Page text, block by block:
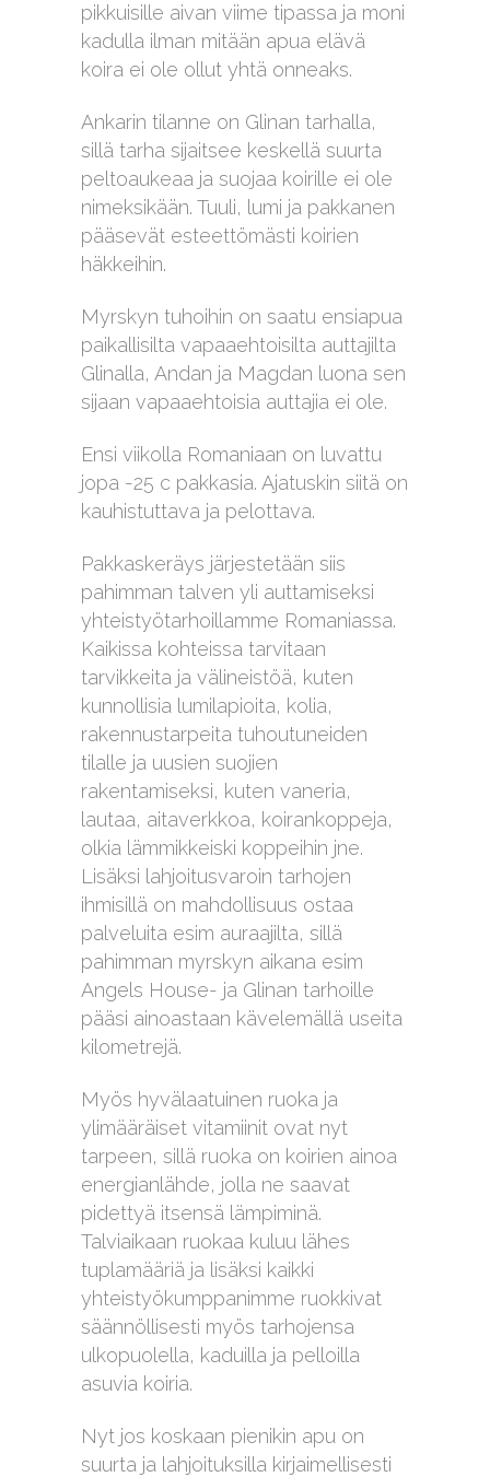
pikkuisille aivan viime tipassa ja moni
kadulla ilman mitään apua elävä
koira ei ole ollut yhtä onneaks.
Ankarin tilanne on Glinan tarhalla,
sillä tarha sijaitsee keskellä suurta
peltoaukeaa ja suojaa koirille ei ole
nimeksikään. Tuuli, lumi ja pakkanen
pääsevät esteettömästi koirien
häkkeihin.
Myrskyn tuhoihin on saatu ensiapua
paikallisilta vapaaehtoisilta auttajilta
Glinalla, Andan ja Magdan luona sen
sijaan vapaaehtoisia auttajia ei ole.
Ensi viikolla Romaniaan on luvattu
jopa -25 c pakkasia. Ajatuskin siitä on
kauhistuttava ja pelottava.
Pakkaskeräys järjestetään siis
pahimman talven yli auttamiseksi
yhteistyötarhoillamme Romaniassa.
Kaikissa kohteissa tarvitaan
tarvikkeita ja välineistöä, kuten
kunnollisia lumilapioita, kolia,
rakennustarpeita tuhoutuneiden
tilalle ja uusien suojien
rakentamiseksi, kuten vaneria,
lautaa, aitaverkkoa, koirankoppeja,
olkia lämmikkeiski koppeihin jne.
Lisäksi lahjoitusvaroin tarhojen
ihmisillä on mahdollisuus ostaa
palveluita esim auraajilta, sillä
pahimman myrskyn aikana esim
Angels House- ja Glinan tarhoille
pääsi ainoastaan kävelemällä useita
kilometrejä.
Myös hyvälaatuinen ruoka ja
ylimääräiset vitamiinit ovat nyt
tarpeen, sillä ruoka on koirien ainoa
energianlähde, jolla ne saavat
pidettyä itsensä lämpiminä.
Talviaikaan ruokaa kuluu lähes
tuplamääriä ja lisäksi kaikki
yhteistyökumppanimme ruokkivat
säännöllisesti myös tarhojensa
ulkopuolella, kaduilla ja pelloilla
asuvia koiria.
Nyt jos koskaan pienikin apu on
suurta ja lahjoituksilla kirjaimellisesti